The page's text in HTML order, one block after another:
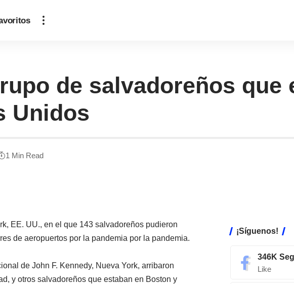
de salvadoreños que
Unidos
1 Min Read
EE. UU., en el que 143 salvadoreños pudieron
de aeropuertos por la pandemia por la pandemia.
de John F. Kennedy, Nueva York, arribaron
y otros salvadoreños que estaban en Boston y
¡Síguenos!
346K
Like